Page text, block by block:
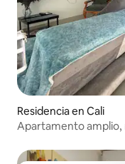
Residencia en Cali
Apartamento amplio,